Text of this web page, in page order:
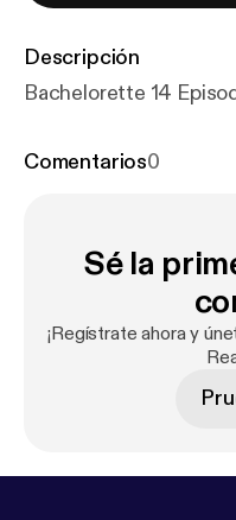
Descripción
Bachelorette 14
Comentarios0
Sé la
¡Regístrate ahora y